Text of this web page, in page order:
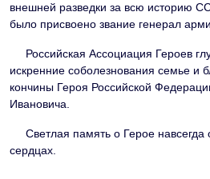
внешней разведки за всю историю
было присвоено звание генерал
Российская Ассоциация Героев
искренние соболезнования семье и
кончины Героя Российской
Ивановича.
Светлая память о Герое навсегда
сердцах.